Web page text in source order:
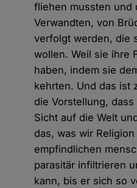
fliehen mussten und
Verwandten, von
verfolgt werden, die
wollen. Weil sie ihre
haben, indem sie
kehrten. Und das ist
die Vorstellung,
Sicht auf die Welt
das, was wir
empfindlichen
parasitär infiltrieren
kann, bis er sich so